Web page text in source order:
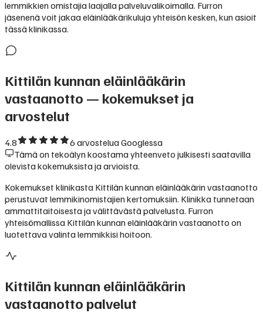
lemmikkien omistajia laajalla palveluvalikoimalla. Furron
jäsenenä voit jakaa eläinlääkärikuluja yhteisön kesken, kun asioit
tässä klinikassa.
Kittilän kunnan eläinlääkärin
vastaanotto — kokemukset ja
arvostelut
4.8 6arvostelua Googlessa
Tämä on tekoälyn koostama yhteenveto julkisesti saatavilla
olevista kokemuksista ja arvioista.
Kokemukset klinikasta Kittilän kunnan eläinlääkärin vastaanotto
perustuvat lemmikinomistajien kertomuksiin. Klinikka tunnetaan
ammattitaitoisesta ja välittävästä palvelusta. Furron
yhteisömallissa Kittilän kunnan eläinlääkärin vastaanotto on
luotettava valinta lemmikkisi hoitoon.
Kittilän kunnan eläinlääkärin
vastaanotto palvelut